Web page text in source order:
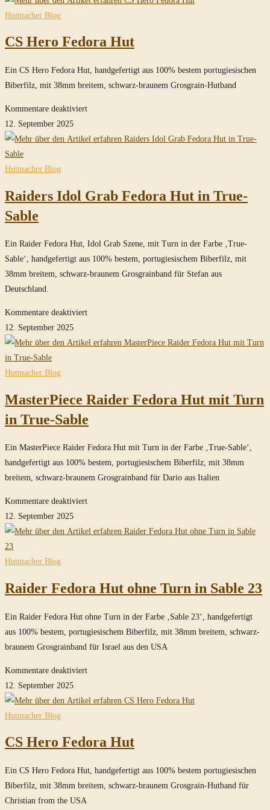
Fedora
in
Sable
Hutmacher Blog
CS Hero Fedora Hut
Ein CS Hero Fedora Hut, handgefertigt aus 100% bestem portugiesischen
Biberfilz, mit 38mm breitem, schwarz-braunem Grosgrain-Hutband
Kommentare deaktiviertfür
Hero
12. September 2025
Hutmacher Blog
Raiders Idol Grab Fedora Hut in True-
Sable
Ein Raider Fedora Hut, Idol Grab Szene, mit Turn in der Farbe ‚True-
Sable‘, handgefertigt aus 100% bestem, portugiesischem Biberfilz, mit
38mm breitem, schwarz-braunem Grosgrainband für Stefan aus
Deutschland.
Kommentare deaktiviertfür
Idol
in
True-
12. September 2025
Hutmacher Blog
MasterPiece Raider Fedora Hut mit Turn
in True-Sable
Ein MasterPiece Raider Fedora Hut mit Turn in der Farbe ‚True-Sable‘,
handgefertigt aus 100% bestem, portugiesischem Biberfilz, mit 38mm
breitem, schwarz-braunem Grosgrainband für Dario aus Italien
Kommentare deaktiviertfür
Raider
Turn
True-
Sable
12. September 2025
Hutmacher Blog
Raider Fedora Hut ohne Turn in Sable 23
Ein Raider Fedora Hut ohne Turn in der Farbe ‚Sable 23‘, handgefertigt
aus 100% bestem, portugiesischem Biberfilz, mit 38mm breitem, schwarz-
braunem Grosgrainband für Israel aus den USA
Kommentare deaktiviertfür
Fedora
Turn
Sable
23
12. September 2025
Hutmacher Blog
CS Hero Fedora Hut
Ein CS Hero Fedora Hut, handgefertigt aus 100% bestem portugiesischen
Biberfilz, mit 38mm breitem, schwarz-braunem Grosgrain-Hutband für
Christian from the USA